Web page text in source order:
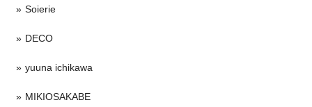
Soierie
DECO
yuuna ichikawa
MIKIOSAKABE